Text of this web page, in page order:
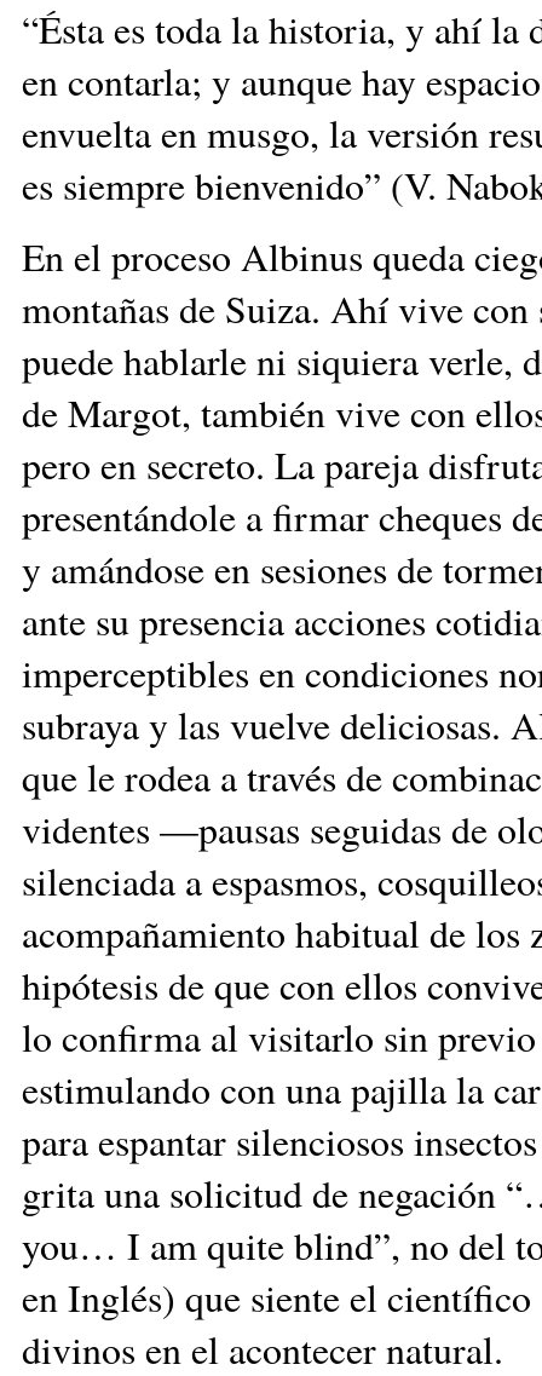
“Ésta es toda la historia, y ahí
en contarla; y aunque hay
envuelta en musgo, la versión
es siempre bienvenido” (V.
En el proceso Albinus queda
montañas de Suiza. Ahí vive
puede hablarle ni siquiera verle,
de Margot, también vive con
pero en secreto. La pareja
presentándole a firmar cheques
y amándose en sesiones de
ante su presencia acciones
imperceptibles en condiciones
subraya y las vuelve deliciosas.
que le rodea a través de
videntes —pausas seguidas de
silenciada a espasmos,
acompañamiento habitual de
hipótesis de que con ellos
lo confirma al visitarlo sin
estimulando con una pajilla la
para espantar silenciosos
grita una solicitud de negación
you… I am quite blind”, no del
en Inglés) que siente el
divinos en el acontecer natural.